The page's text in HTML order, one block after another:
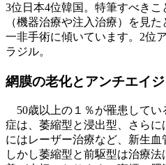
3位日本4位韓国。特筆すべき
（機器治療や注入治療）を見
一非手術に傾いています。2位
ラジル。
網膜の老化とアンチエイ
50歳以上の１％が罹患してい
症は、萎縮型と浸出型、さら
にはレーザー治療など、新生血
しかし萎縮型と前駆型は治療